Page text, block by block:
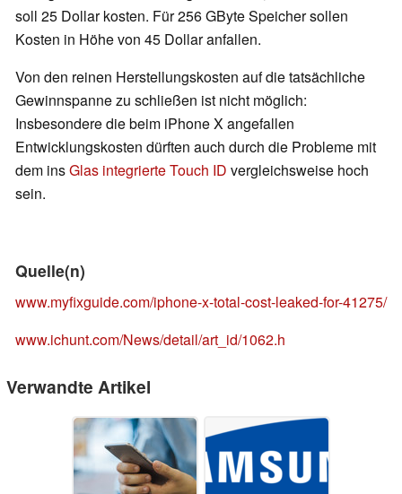
soll 25 Dollar kosten. Für 256 GByte Speicher sollen
Kosten in Höhe von 45 Dollar anfallen.
Von den reinen Herstellungskosten auf die tatsächliche
Gewinnspanne zu schließen ist nicht möglich:
Insbesondere die beim iPhone X angefallen
Entwicklungskosten dürften auch durch die Probleme mit
dem insGlas integrierte Touch ID vergleichsweise hoch
sein.
Quelle(n)
www.myfixguide.com/iphone-x-total-cost-leaked-for-41275/
www.ichunt.com/News/detail/art_id/1062.h
Verwandte Artikel